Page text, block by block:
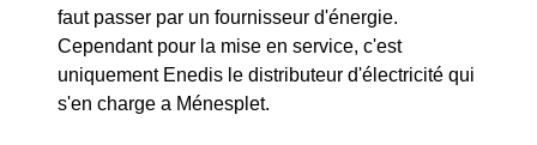
faut passer par un fournisseur d'énergie.
Cependant pour la mise en service, c'est
uniquement Enedis le distributeur d'électricité qui
s'en charge a Ménesplet.